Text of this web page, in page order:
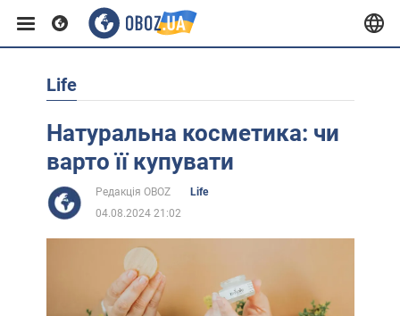
Європа
США
Life
Натуральна косметика: чи
варто її купувати
Редакція OBOZ
Life
04.08.2024 21:02